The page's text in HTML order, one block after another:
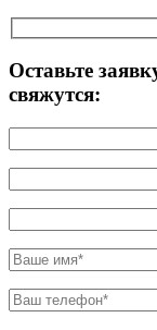
Оставьте
свяжутся: